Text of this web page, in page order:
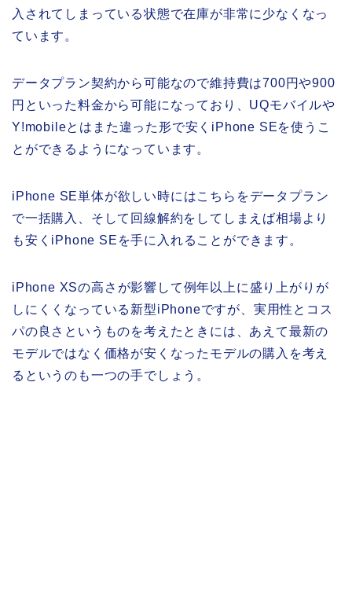
入されてしまっている状態で在庫が非常に少なくなっ
ています。
データプラン契約から可能なので維持費は700円や900
円といった料金から可能になっており、UQモバイルや
Y!mobileとはまた違った形で安くiPhone SEを使うこ
とができるようになっています。
iPhone SE単体が欲しい時にはこちらをデータプラン
で一括購入、そして回線解約をしてしまえば相場より
も安くiPhone SEを手に入れることができます。
iPhone XSの高さが影響して例年以上に盛り上がりが
しにくくなっている新型iPhoneですが、実用性とコス
パの良さというものを考えたときには、あえて最新の
モデルではなく価格が安くなったモデルの購入を考え
るというのも一つの手でしょう。